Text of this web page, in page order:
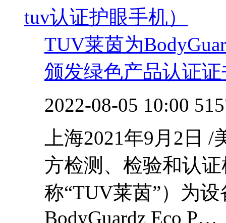
TUV莱茵为
颁发绿色产品认证
2022-08-05 10:00
上海2021年9月2日
方检测、检验和认
称“TUV莱茵”）为
BodyGuardz Eco P…